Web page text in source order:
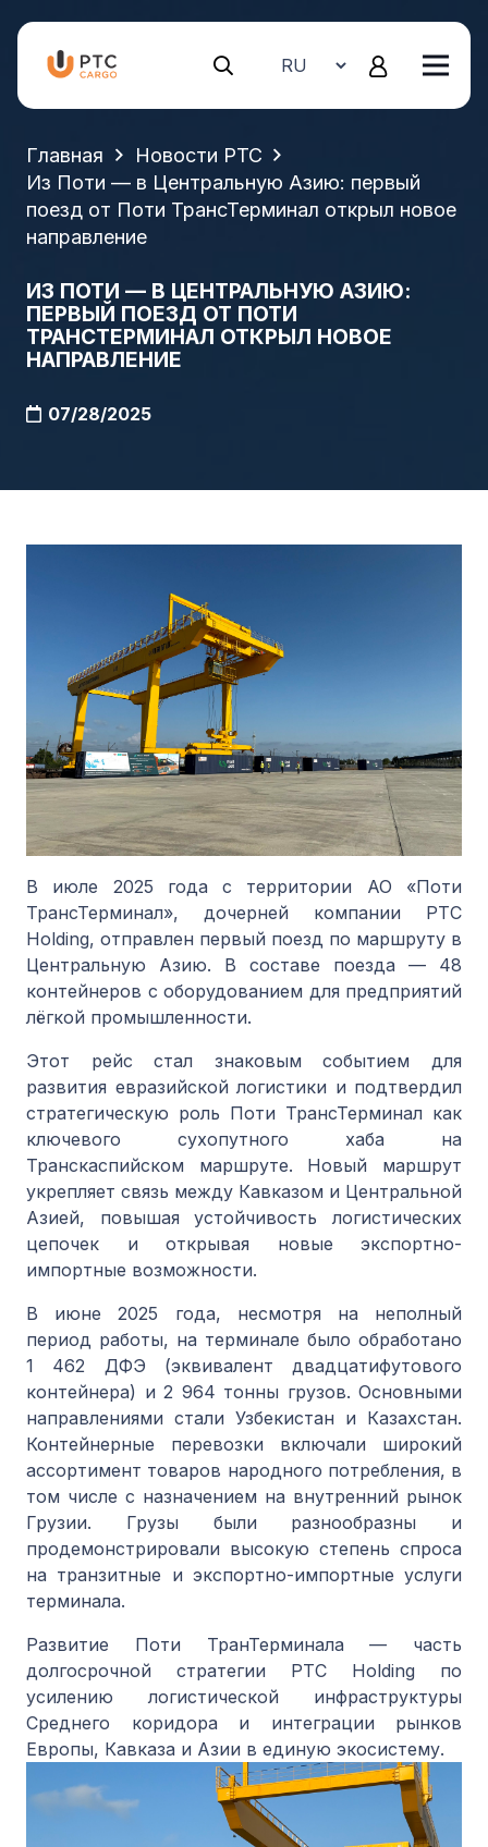
Главная
Новости PTC
Из Поти — в Центральную Азию: первый
поезд от Поти ТрансТерминал открыл новое
направление
ИЗ ПОТИ — В ЦЕНТРАЛЬНУЮ АЗИЮ:
ПЕРВЫЙ ПОЕЗД ОТ ПОТИ
ТРАНСТЕРМИНАЛ ОТКРЫЛ НОВОЕ
НАПРАВЛЕНИЕ
07/28/2025
В июле 2025 года с территории АО «Поти
ТрансТерминал», дочерней компании PTC
Holding, отправлен первый поезд по маршруту в
Центральную Азию. В составе поезда — 48
контейнеров с оборудованием для предприятий
лёгкой промышленности.
Этот рейс стал знаковым событием для
развития евразийской логистики и подтвердил
стратегическую роль Поти ТрансТерминал как
ключевого сухопутного хаба на
Транскаспийском маршруте. Новый маршрут
укрепляет связь между Кавказом и Центральной
Азией, повышая устойчивость логистических
цепочек и открывая новые экспортно-
импортные возможности.
В июне 2025 года, несмотря на неполный
период работы, на терминале было обработано
1 462 ДФЭ (эквивалент двадцатифутового
контейнера) и 2 964 тонны грузов. Основными
направлениями стали Узбекистан и Казахстан.
Контейнерные перевозки включали широкий
ассортимент товаров народного потребления, в
том числе с назначением на внутренний рынок
Грузии. Грузы были разнообразны и
продемонстрировали высокую степень спроса
на транзитные и экспортно-импортные услуги
терминала.
Развитие Поти ТранТерминала — часть
долгосрочной стратегии PTC Holding по
усилению логистической инфраструктуры
Среднего коридора и интеграции рынков
Европы, Кавказа и Азии в единую экосистему.